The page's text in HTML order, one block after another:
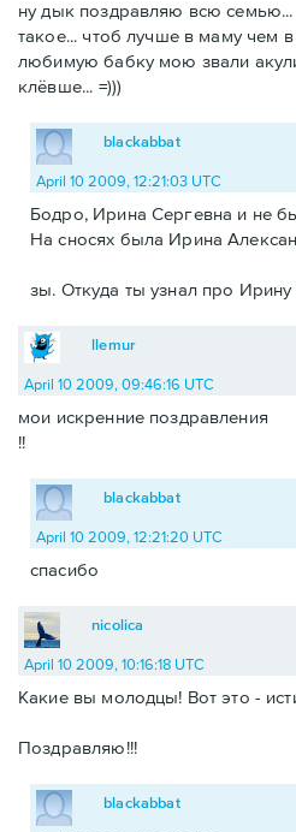
ну дык поздравляю всю семью...
такое... чтоб лучше в маму чем
любимую бабку мою звали
клёвше... =)))
blackabbat
April 10 2009, 12:21:03 UTC
Бодро, Ирина Сергевна и не
На сносях была Ирина
зы. Откуда ты узнал про Ирину
llemur
April 10 2009, 09:46:16 UTC
мои искренние поздравления
!!
blackabbat
April 10 2009, 12:21:20 UTC
спасибо
nicolica
April 10 2009, 10:16:18 UTC
Какие вы молодцы! Вот это -
Поздравляю!!!
blackabbat